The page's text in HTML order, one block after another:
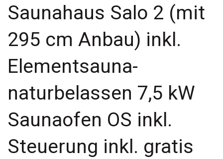
Saunahaus Salo 2 (mit
295 cm Anbau) inkl.
Elementsauna-
naturbelassen 7,5 kW
Saunaofen OS inkl.
Steuerung inkl. gratis